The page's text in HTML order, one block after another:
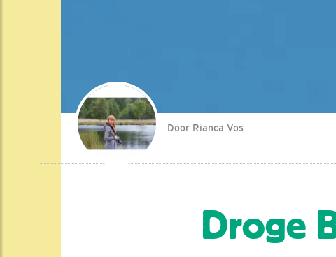
Door Rianca Vos
Droge